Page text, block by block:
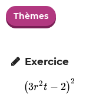
Thèmes
 Exercice
\left(3r^2t-
(3r2t − 2)
2